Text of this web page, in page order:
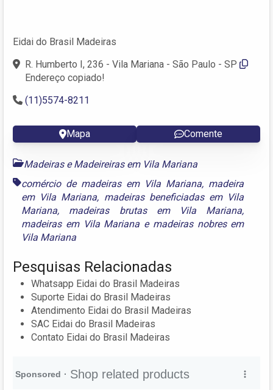
Eidai do Brasil Madeiras
R. Humberto I, 236 - Vila Mariana - São Paulo - SP
Endereço copiado!
(11)5574-8211
Mapa Comente
Madeiras e Madeireiras em Vila Mariana
comércio de madeiras em Vila Mariana, madeira
em Vila Mariana, madeiras beneficiadas em Vila
Mariana, madeiras brutas em Vila Mariana,
madeiras em Vila Mariana e madeiras nobres em
Vila Mariana
Pesquisas Relacionadas
Whatsapp Eidai do Brasil Madeiras
Suporte Eidai do Brasil Madeiras
Atendimento Eidai do Brasil Madeiras
SAC Eidai do Brasil Madeiras
Contato Eidai do Brasil Madeiras